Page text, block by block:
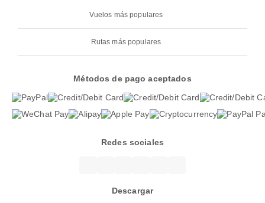
Vuelos más populares
Rutas más populares
Métodos de pago aceptados
Redes sociales
Descargar